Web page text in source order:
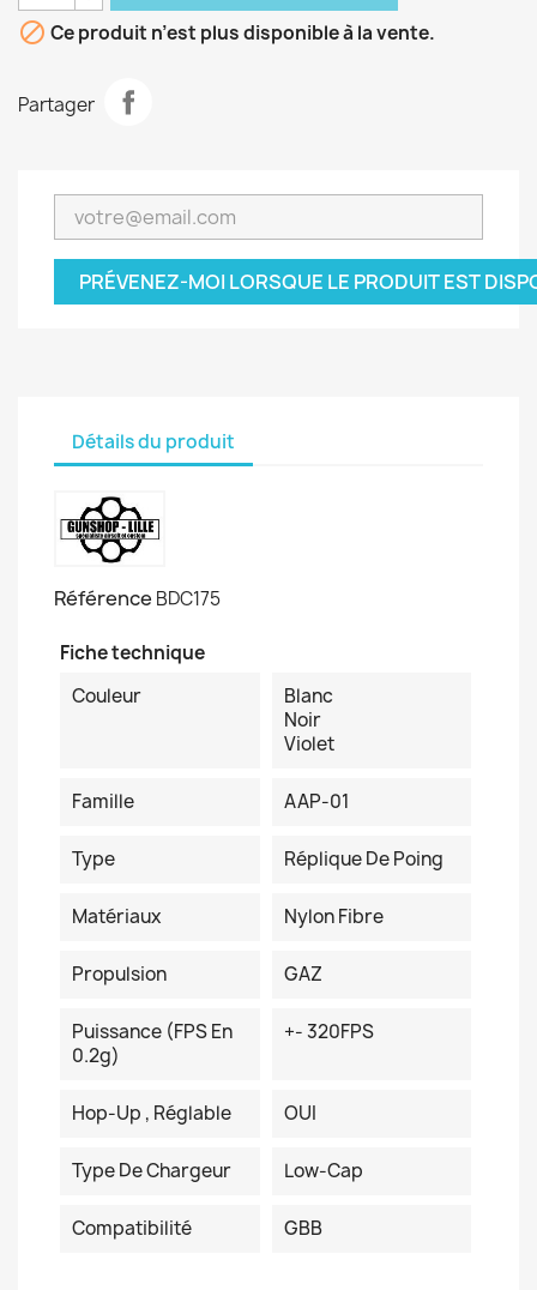
 Ce produit n’est plus disponible à la vente.
Partager
PRÉVENEZ-MOI LORSQUE LE PRODUIT EST
Détails du produit
Référence BDC175
Fiche technique
Couleur
Blanc
Noir
Violet
Famille AAP-01
Type Réplique De Poing
Matériaux Nylon Fibre
Propulsion GAZ
Puissance (FPS En
0.2g)
+- 320FPS
Hop-Up , Réglable OUI
Type De Chargeur Low-Cap
Compatibilité GBB